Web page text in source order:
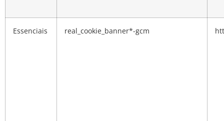
Essenciais real_cookie_banner*-gcm